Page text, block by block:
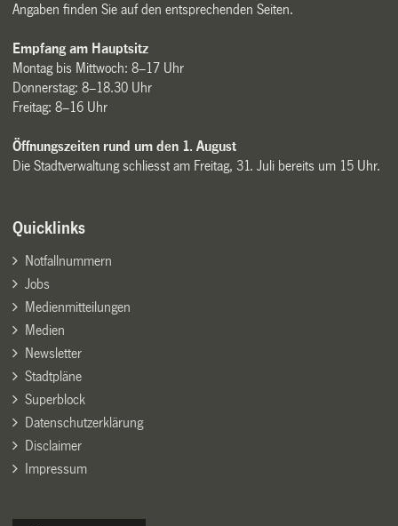
Angaben finden Sie auf den entsprechenden Seiten.
Empfang am Hauptsitz
Montag bis Mittwoch: 8–17 Uhr
Donnerstag: 8–18.30 Uhr
Freitag: 8–16 Uhr
Öffnungszeiten rund um den 1. August
Die Stadtverwaltung schliesst am Freitag, 31. Juli bereits um 15 Uhr.
Quicklinks
Notfallnummern
Jobs
Medienmitteilungen
Medien
Newsletter
Stadtpläne
Superblock
Datenschutzerklärung
Disclaimer
Impressum